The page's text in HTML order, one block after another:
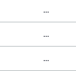
...
...
...